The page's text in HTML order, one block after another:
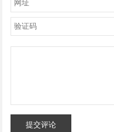
提交评论